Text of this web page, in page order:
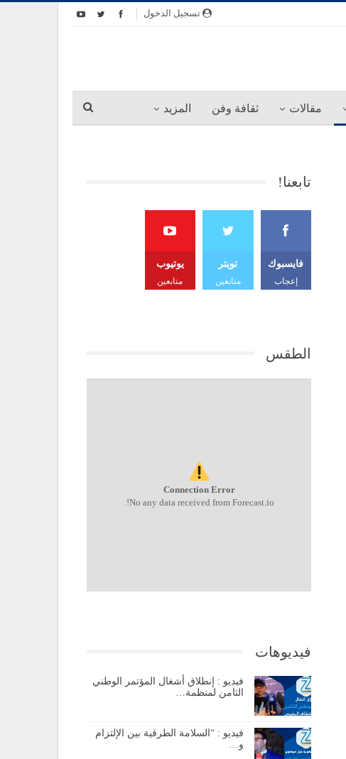
تسجيل الدخول
مقالات ثقافة وفن المزيد
تابعنا!
فايسبوك
إعجاب
تويتر
متابعين
يوتيوب
متابعين
الطقس
Connection Error
No any data received from Forecast.io!.
فيديوهات
فيديو : إنطلاق أشغال المؤتمر الوطني
الثامن لمنظمة…
فيديو : “السلامة الطرقية بين الإلتزام
و…